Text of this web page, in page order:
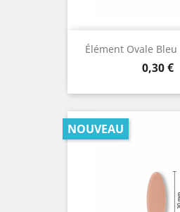
Élément Ovale
Prix
0,30 €
NOUVEAU